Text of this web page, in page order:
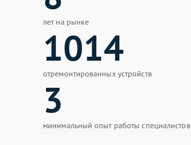
лет на рынке
1014
отремонтированных устройств
3
минимальный опыт работы специалистов